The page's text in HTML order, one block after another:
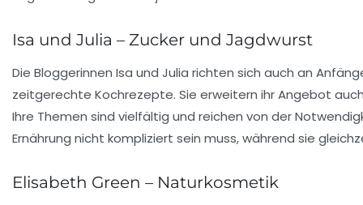
Isa und Julia – Zucker und Jagdwurst
Die Bloggerinnen Isa und Julia richten sich auch an
zeitgerechte Kochrezepte. Sie erweitern ihr Angebot
Ihre Themen sind vielfältig und reichen von der
Ernährung nicht kompliziert sein muss, während sie
Elisabeth Green – Naturkosmetik